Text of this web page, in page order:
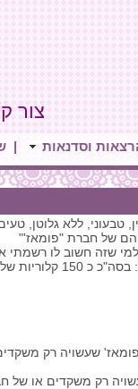
צור קשר
וסדנאות |
טבעוני, ללא גלוטן,
של חברת "פומאז'"
שזה חשוב לו רשמתי
שתבינו עד כמה הבורקס הזה